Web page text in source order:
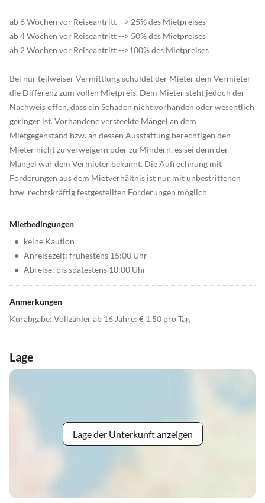
ab 6 Wochen vor Reiseantritt --> 25% des Mietpreises
ab 4 Wochen vor Reiseantritt --> 50% des Mietpreises
ab 2 Wochen vor Reiseantritt -->100% des Mietpreises
Bei nur teilweiser Vermittlung schuldet der Mieter dem Vermieter
die Differenz zum vollen Mietpreis. Dem Mieter steht jedoch der
Nachweis offen, dass ein Schaden nicht vorhanden oder wesentlich
geringer ist. Vorhandene versteckte Mängel an dem
Mietgegenstand bzw. an dessen Ausstattung berechtigen den
Mieter nicht zu verweigern oder zu Mindern, es sei denn der
Mangel war dem Vermieter bekannt. Die Aufrechnung mit
Forderungen aus dem Mietverhältnis ist nur mit unbestrittenen
bzw. rechtskräftig festgestellten Forderungen möglich.
Mietbedingungen
• keine Kaution
• Anreisezeit: frühestens 15:00 Uhr
• Abreise: bis spätestens 10:00 Uhr
Anmerkungen
Kurabgabe: Vollzahler ab 16 Jahre: € 1,50 pro Tag
Lage
Lage der Unterkunft anzeigen